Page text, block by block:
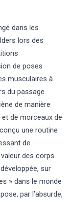
dans les
lors des
de poses
musculaires à
du passage
de manière
de morceaux de
conçu une routine
de
des corps
sur
» dans le monde
par l’absurde,